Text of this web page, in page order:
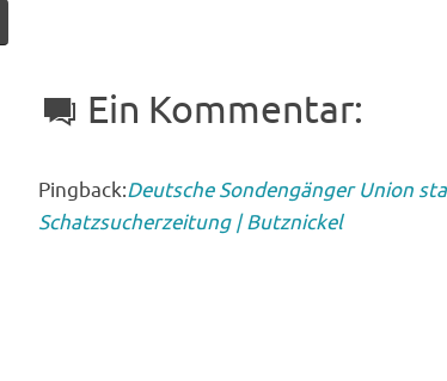
Ein Kommentar:
Pingback:Deutsche Sondengänger Union
Schatzsucherzeitung | Butznickel